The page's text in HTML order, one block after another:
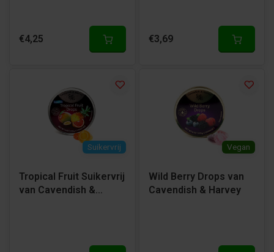
€4,25 €3,69
Suikervrij
Tropical Fruit Suikervrij
van Cavendish &
Vegan
Wild Berry Drops van
Cavendish & Harvey